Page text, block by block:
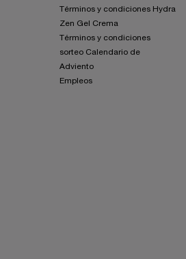
Términos y condiciones Hydra
Zen Gel Crema
Términos y condiciones
sorteo Calendario de
Adviento
Empleos